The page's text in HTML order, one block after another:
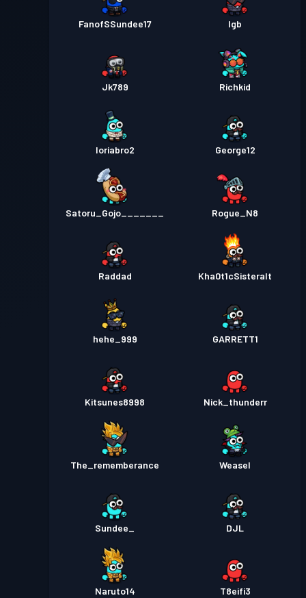
ব্যাটল পাস Season 1
FanofSSundee17 lgb
Jk789 Richkid
loriabro2 George12
Satoru_Gojo_______ Rogue_N8
Raddad Kha0t1cSisteralt
hehe_999 GARRETT1
Kitsunes8998 Nick_thunderr
The_rememberance Weasel
Sundee_ DJL
Naruto14 T8eifi3